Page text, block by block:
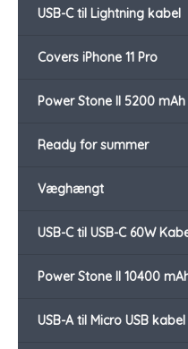
USB-C til Lightning kabel
Covers iPhone 11 Pro
Power Stone II 5200
Ready for summer
Væghængt
USB-C til USB-C 60W
Power Stone II 10400
USB-A til Micro USB kabel